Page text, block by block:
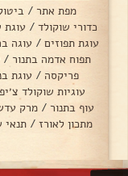
מפת אתר /
כדורי שוקולד / עוגת
עוגת תפוזים / עוגה
תפוח אדמה בתנור /
פריקסה / עוגת
עוגיות שוקולד
עוף בתנור / מרק
מתכון לאורז / תנאי